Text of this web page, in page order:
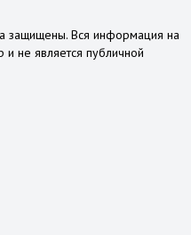
защищены. Вся информация на
и не является публичной